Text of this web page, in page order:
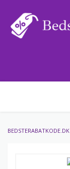
BEDSTERABATKODE.DK